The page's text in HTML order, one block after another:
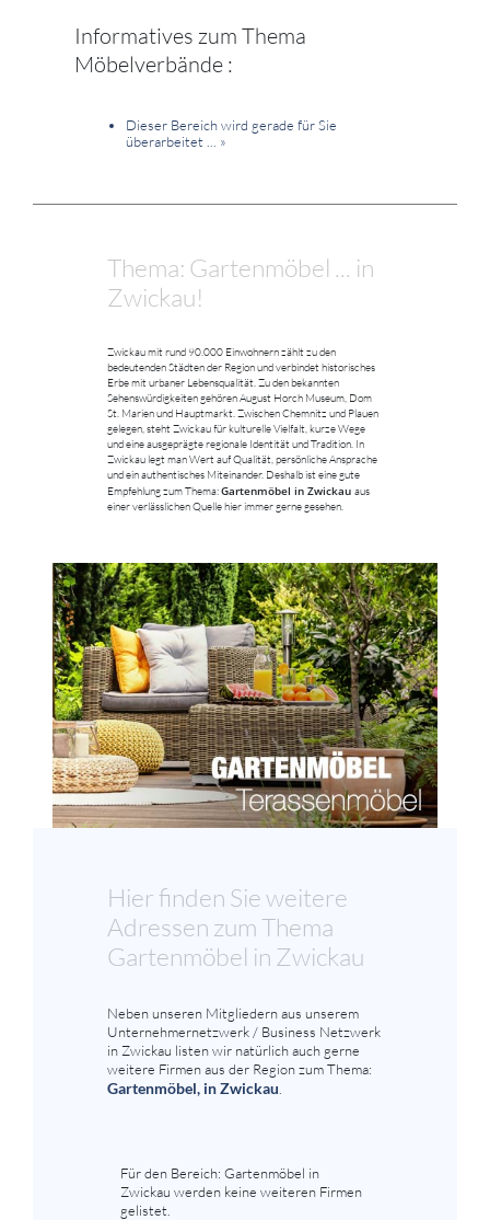
Informatives zum Thema
Möbelverbände :
Dieser Bereich wird gerade für Sie
überarbeitet ...
»
Thema: Gartenmöbel ... in
Zwickau!
Zwickau mit rund 90.000 Einwohnern zählt zu den
bedeutenden Städten der Region und verbindet historisches
Erbe mit urbaner Lebensqualität. Zu den bekannten
Sehenswürdigkeiten gehören August Horch Museum, Dom
St. Marien und Hauptmarkt. Zwischen Chemnitz und Plauen
gelegen, steht Zwickau für kulturelle Vielfalt, kurze Wege
und eine ausgeprägte regionale Identität und Tradition. In
Zwickau legt man Wert auf Qualität, persönliche Ansprache
und ein authentisches Miteinander. Deshalb ist eine gute
Empfehlung zum Thema:Gartenmöbel in Zwickau aus
einer verlässlichen Quelle hier immer gerne gesehen.
Hier finden Sie weitere
Adressen zum Thema
Gartenmöbel in Zwickau
Neben unseren Mitgliedern aus unserem
Unternehmernetzwerk / Business Netzwerk
in Zwickau listen wir natürlich auch gerne
weitere Firmen aus der Region zum Thema:
Gartenmöbel, in Zwickau
Für den Bereich: Gartenmöbel in
Zwickau werden keine weiteren Firmen
gelistet.